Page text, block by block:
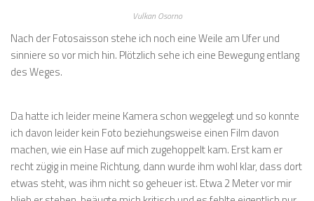
Vulkan Osorno
Nach der Fotosaisson stehe ich noch eine Weile am Ufer und
sinniere so vor mich hin. Plötzlich sehe ich eine Bewegung entlang
des Weges.
Da hatte ich leider meine Kamera schon weggelegt und so konnte
ich davon leider kein Foto beziehungsweise einen Film davon
machen, wie ein Hase auf mich zugehoppelt kam. Erst kam er
recht zügig in meine Richtung, dann wurde ihm wohl klar, dass dort
etwas steht, was ihm nicht so geheuer ist. Etwa 2 Meter vor mir